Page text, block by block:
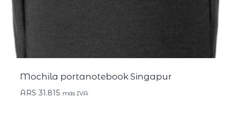
Mochila portanotebook Singapur
ARS 31.815 más IVA